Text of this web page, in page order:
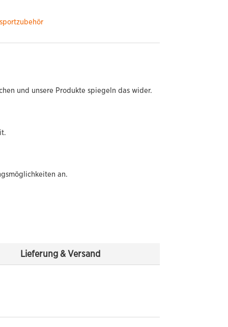
und unsere Produkte spiegeln das wider.
an.
Lieferung & Versand